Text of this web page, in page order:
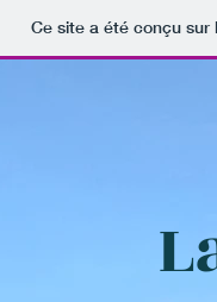
Ce site a été conçu